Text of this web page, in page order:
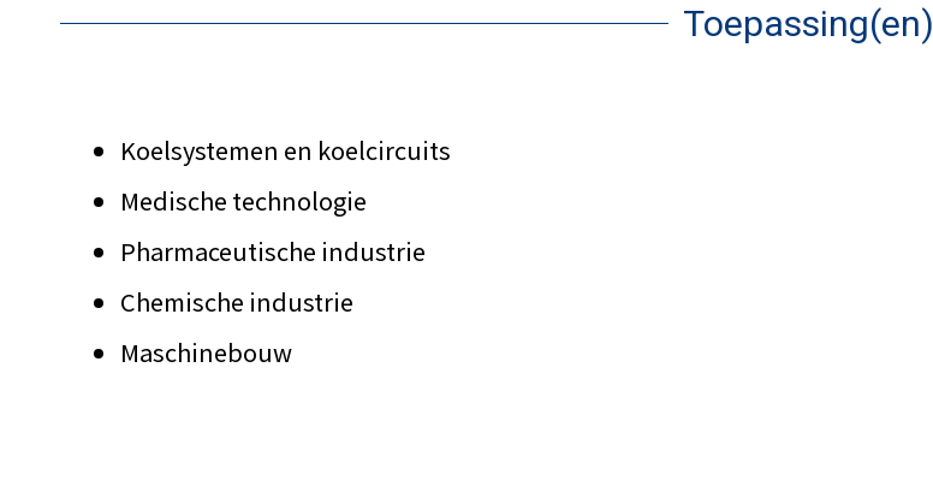
Toepassing(en)
Koelsystemen en koelcircuits
Medische technologie
Pharmaceutische industrie
Chemische industrie
Maschinebouw